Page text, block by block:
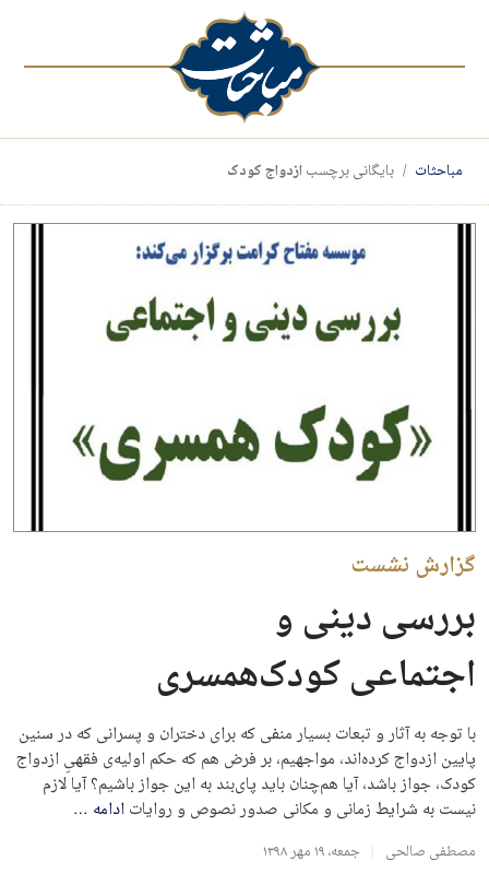
مباحثات بایگانی برچسبازدواج کودک
گزارش نشست
بررسی دینی و
اجتماعی کودک‌همسری
با توجه به آثار و تبعات بسیار منفی که برای دختران و پسرانی که در سنین
پایین ازدواج کرده‌اند، مواجهیم، بر فرض هم که حکم اولیه‌ی فقهیِ ازدواج
کودک، جواز باشد، آیا هم‌چنان باید پای‌بند به این جواز باشیم؟ آیا لازم
نیست به شرایط زمانی و مکانی صدور نصوص و روایاتادامه …
مصطفی صالحی جمعه، ۱۹ مهر ۱۳۹۸